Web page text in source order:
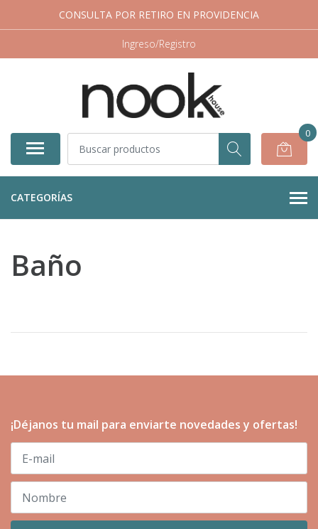
CONSULTA POR RETIRO EN PROVIDENCIA
Ingreso/Registro
0
CATEGORÍAS
Baño
¡Déjanos tu mail para enviarte novedades y ofertas!